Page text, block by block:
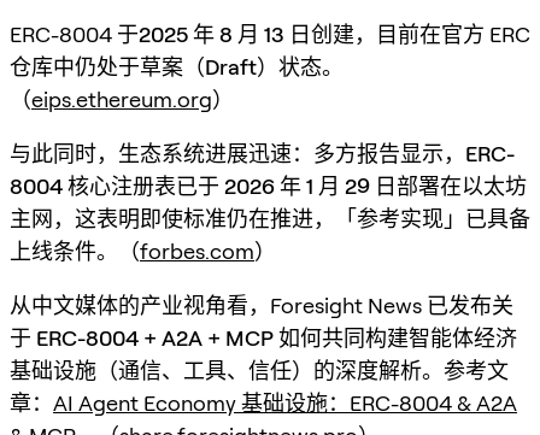
ERC-8004 于2025 年 8 月 13 日创建，目前在官方 ERC
仓库中仍处于草案（Draft）状态。
（eips.ethereum.org）
与此同时，生态系统进展迅速：多方报告显示， ERC-
8004 核心注册表已于 2026 年 1 月 29 日部署在以太坊
主网，这表明即使标准仍在推进，「参考实现」已具备
上线条件。（forbes.com）
从中文媒体的产业视角看，Foresight News 已发布关
于 ERC-8004 + A2A + MCP如何共同构建智能体经济
基础设施（通信、工具、信任）的深度解析。参考文
章： AI Agent Economy 基础设施：ERC-8004 & A2A